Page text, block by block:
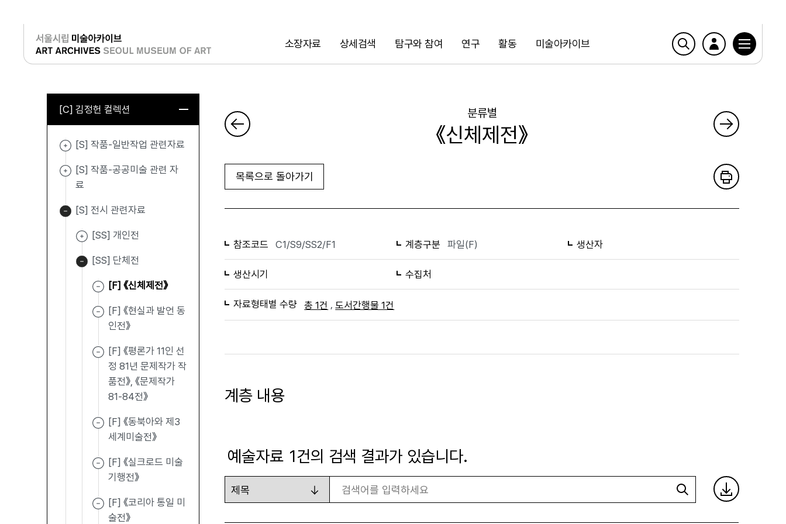
소장자료 상세검색 탐구와 참여 연구 활동 미술아카이브
검색
로그인
[C] 김정헌 컬렉션
[S] 작품-일반작업 관련자료
[S] 작품-공공미술 관련 자
료
[S] 전시 관련자료
[SS] 개인전
[SS] 단체전
[F] 《신체제전》
[F] 《현실과 발언 동
인전》
[F] 《평론가 11인 선
정 81년 문제작가 작
품전》, 《문제작가
81-84전》
[F] 《동북아와 제3
세계미술전》
[F] 《실크로드 미술
기행전》
[F] 《코리아 통일 미
술전》
분류별
《신체제전》
목록으로 돌아가기
참조코드 C1/S9/SS2/F1 계층구분 파일(F) 생산자
생산시기 수집처
자료형태별 수량 총 1건 , 도서간행물 1건
계층 내용
예술자료 1건의 검색 결과가 있습니다.
검색